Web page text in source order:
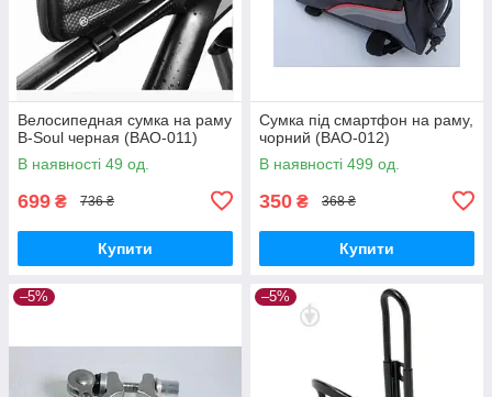
Велосипедная сумка на раму
B-Soul черная (BAO-011)
В наявності 49 од.
699 ₴ 736 ₴
Купити
Сумка під смартфон на раму,
чорний (BAO-012)
В наявності 499 од.
350 ₴ 368 ₴
Купити
–5% –5%